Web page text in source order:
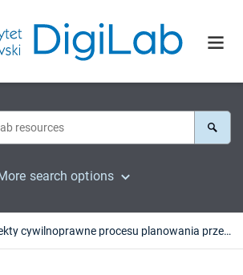
search options
Aspekty cywilnoprawne procesu planowania przestrzennego